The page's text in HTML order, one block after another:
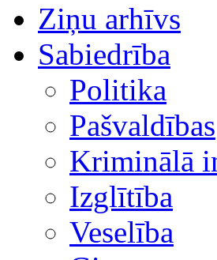
Ziņu arhīvs
Sabiedrība
Politika
Pašvaldības
Kriminālā
Izglītība
Veselība